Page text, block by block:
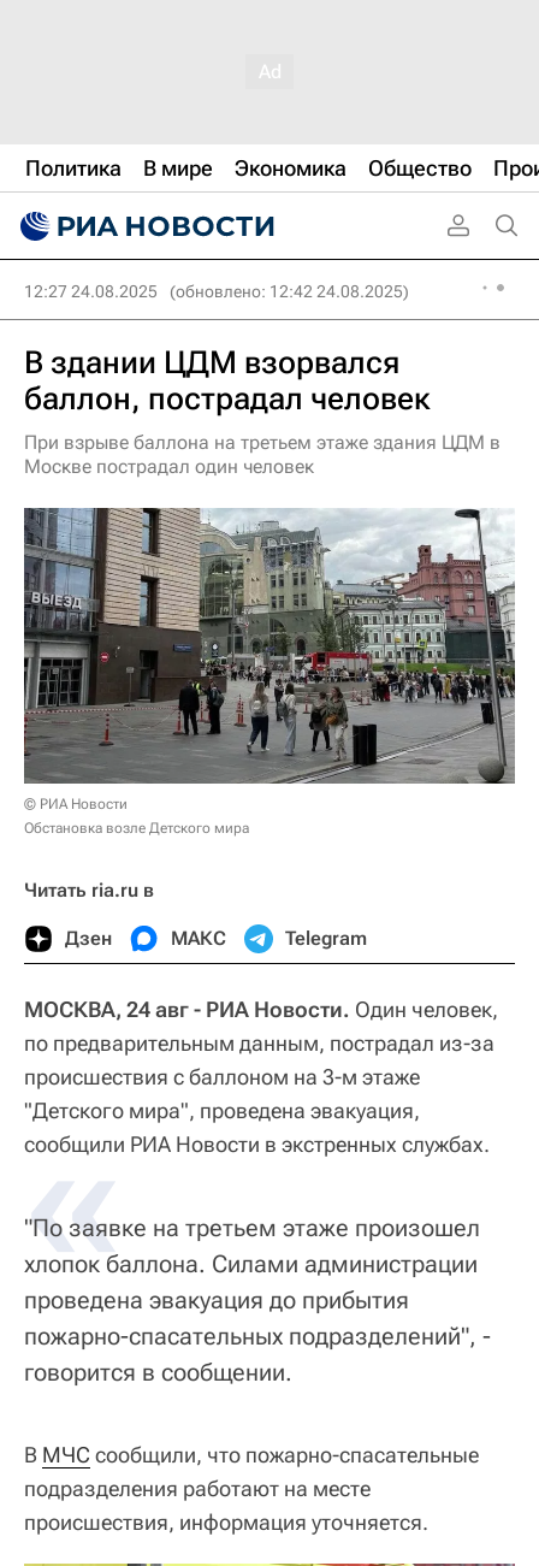
Политика В мире Экономика Общество
12:27 24.08.2025 (обновлено: 12:42 24.08.2025)
В здании ЦДМ взорвался
баллон, пострадал человек
При взрыве баллона на третьем этаже здания ЦДМ в
Москве пострадал один человек
© РИА Новости
Обстановка возле Детского мира
Читать ria.ru в
Дзен МАКС Telegram
МОСКВА, 24 авг - РИА Новости. Один человек,
по предварительным данным, пострадал из-за
происшествия с баллоном на 3-м этаже
"Детского мира", проведена эвакуация,
сообщили РИА Новости в экстренных службах.
«
"По заявке на третьем этаже произошел
хлопок баллона. Силами администрации
проведена эвакуация до прибытия
пожарно-спасательных подразделений", -
говорится в сообщении.
В МЧС сообщили, что пожарно-спасательные
подразделения работают на месте
происшествия, информация уточняется.